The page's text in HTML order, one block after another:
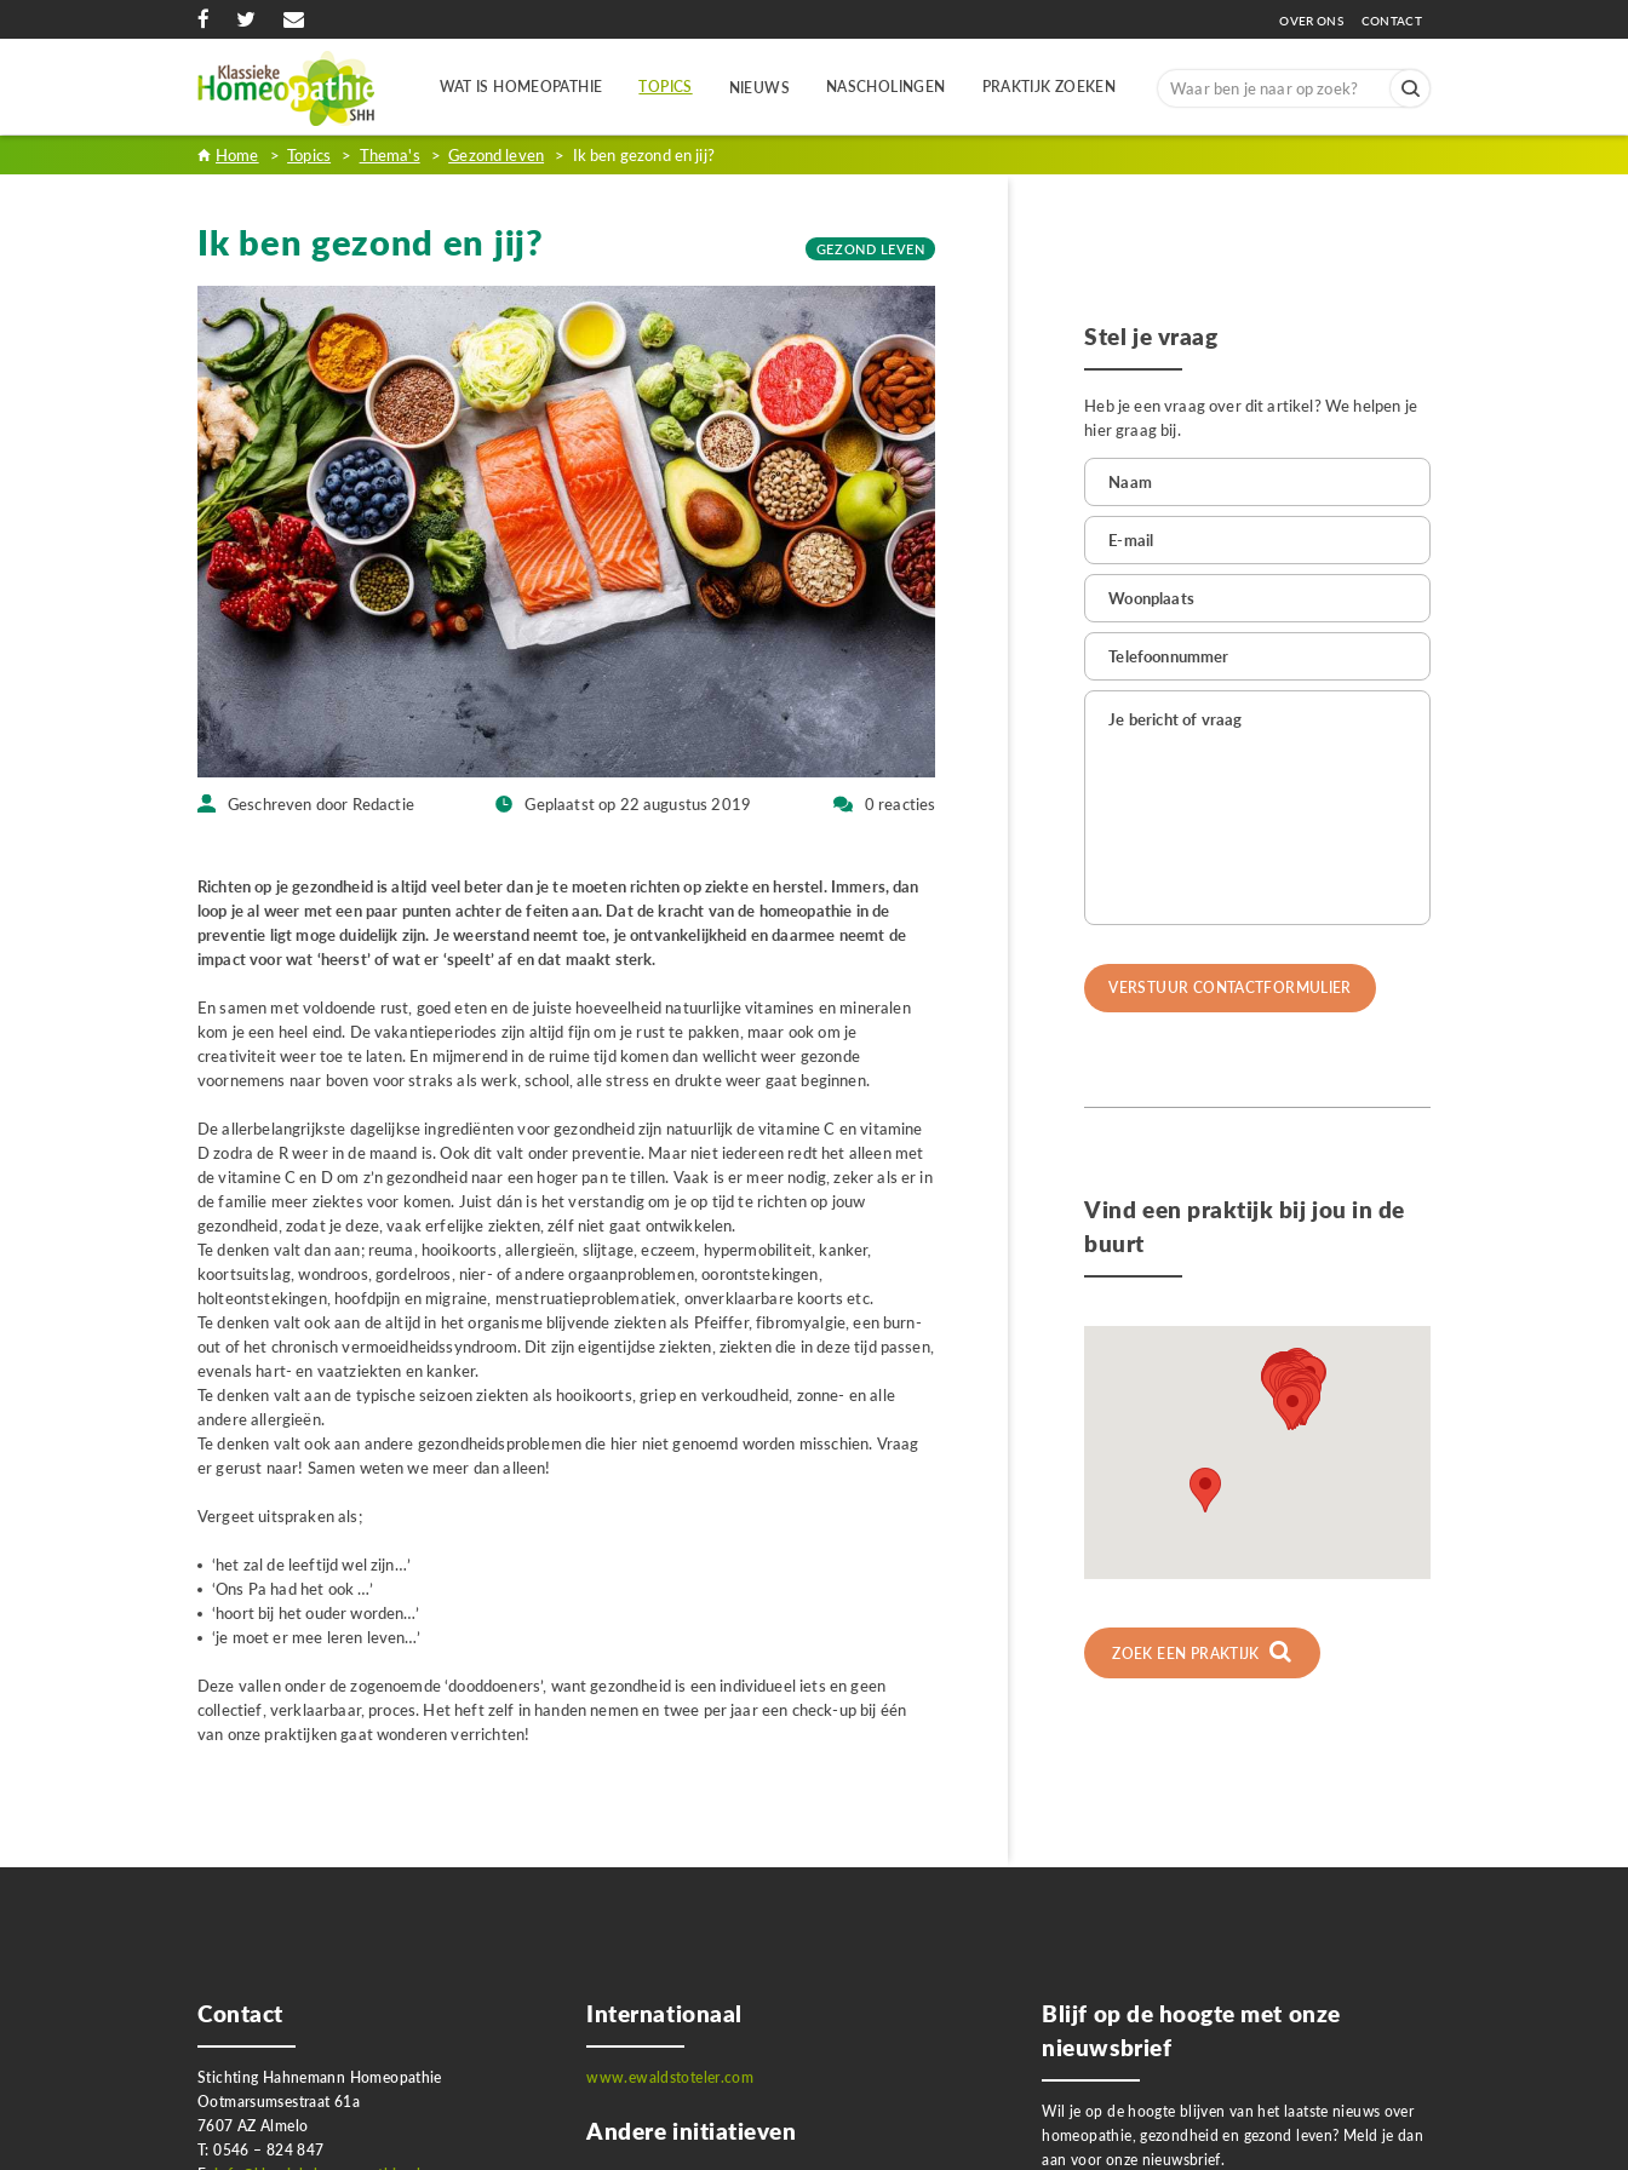
OVER ONS CONTACT
WAT IS HOMEOPATHIE TOPICS NIEUWS NASCHOLINGEN PRAKTIJK ZOEKEN
Search
Home > Topics > Thema's > Gezond leven > Ik ben gezond en jij?
Ik ben gezond en jij? GEZOND LEVEN
Geschreven door Redactie Geplaatst op 22 augustus 2019 0 reacties
Richten op je gezondheid is altijd veel beter dan je te moeten richten op ziekte en herstel. Immers, dan
loop je al weer met een paar punten achter de feiten aan. Dat de kracht van de homeopathie in de
preventie ligt moge duidelijk zijn. Je weerstand neemt toe, je ontvankelijkheid en daarmee neemt de
impact voor wat ‘heerst’ of wat er ‘speelt’ af en dat maakt sterk.
En samen met voldoende rust, goed eten en de juiste hoeveelheid natuurlijke vitamines en mineralen
kom je een heel eind. De vakantieperiodes zijn altijd fijn om je rust te pakken, maar ook om je
creativiteit weer toe te laten. En mijmerend in de ruime tijd komen dan wellicht weer gezonde
voornemens naar boven voor straks als werk, school, alle stress en drukte weer gaat beginnen.
De allerbelangrijkste dagelijkse ingrediënten voor gezondheid zijn natuurlijk de vitamine C en vitamine
D zodra de R weer in de maand is. Ook dit valt onder preventie. Maar niet iedereen redt het alleen met
de vitamine C en D om z’n gezondheid naar een hoger pan te tillen. Vaak is er meer nodig, zeker als er in
de familie meer ziektes voor komen. Juist dán is het verstandig om je op tijd te richten op jouw
gezondheid, zodat je deze, vaak erfelijke ziekten, zélf niet gaat ontwikkelen.
Te denken valt dan aan; reuma, hooikoorts, allergieën, slijtage, eczeem, hypermobiliteit, kanker,
koortsuitslag, wondroos, gordelroos, nier- of andere orgaanproblemen, oorontstekingen,
holteontstekingen, hoofdpijn en migraine, menstruatieproblematiek, onverklaarbare koorts etc.
Te denken valt ook aan de altijd in het organisme blijvende ziekten als Pfeiffer, fibromyalgie, een burn-
out of het chronisch vermoeidheidssyndroom. Dit zijn eigentijdse ziekten, ziekten die in deze tijd passen,
evenals hart- en vaatziekten en kanker.
Te denken valt aan de typische seizoen ziekten als hooikoorts, griep en verkoudheid, zonne- en alle
andere allergieën.
Te denken valt ook aan andere gezondheidsproblemen die hier niet genoemd worden misschien. Vraag
er gerust naar! Samen weten we meer dan alleen!
Vergeet uitspraken als;
‘het zal de leeftijd wel zijn…’
‘Ons Pa had het ook …’
‘hoort bij het ouder worden…’
‘je moet er mee leren leven…’
Deze vallen onder de zogenoemde ‘dooddoeners’, want gezondheid is een individueel iets en geen
collectief, verklaarbaar, proces. Het heft zelf in handen nemen en twee per jaar een check-up bij één
van onze praktijken gaat wonderen verrichten!
Stel je vraag
Heb je een vraag over dit artikel? We helpen je
hier graag bij.
Vind een praktijk bij jou in de
buurt
ZOEK EEN PRAKTIJK
Contact
Stichting Hahnemann Homeopathie
Ootmarsumsestraat 61a
7607 AZ Almelo
T: 0546 – 824 847
Internationaal
www.ewaldstoteler.com
Andere initiatieven
Blijf op de hoogte met onze
nieuwsbrief
Wil je op de hoogte blijven van het laatste nieuws over
homeopathie, gezondheid en gezond leven? Meld je dan
aan voor onze nieuwsbrief.